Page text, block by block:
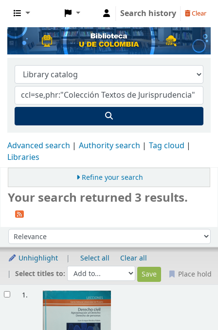
Search history Clear
Advanced search Authority search
Tag cloud
Libraries
Refine your search
Your search returned 3 results.
Sort by:
Unhighlight Select all
Clear all
Select titles to:
Place hold
1.